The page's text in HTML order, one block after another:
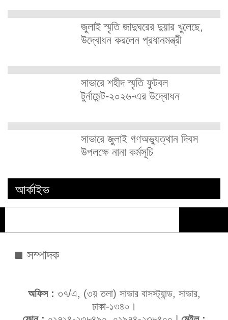
জুলাই স্মৃতি জাদুঘরের দুয়ার খুলেছে,
উদ্বোধন করলেন প্রধানমন্ত্রী
সাভারে শহীদ স্মৃতি ফুটবল
টুর্নামেন্ট-২০২৬-এর উদ্বোধন
সাভারে জুলাই গণঅভ্যুত্থান দিবস
উপলক্ষে নানা কর্মসূচি
আর্কাইভ
সম্পাদক
অফিস : ৩৭/এ, (৩য় তলা) সাভার বাসস্ট্যান্ড, সাভার,
ঢাকা-১৩৪০।